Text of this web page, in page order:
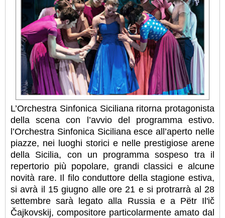
L’Orchestra Sinfonica Siciliana ritorna protagonista
della scena con l’avvio del programma estivo.
l’Orchestra Sinfonica Siciliana esce all’aperto nelle
piazze, nei luoghi storici e nelle prestigiose arene
della Sicilia, con un programma sospeso tra il
repertorio più popolare, grandi classici e alcune
novità rare. Il filo conduttore della stagione estiva,
si avrà il 15 giugno alle ore 21 e si protrarrà al 28
settembre sarà legato alla Russia e a Pëtr Il'ič
Čajkovskij, compositore particolarmente amato dal